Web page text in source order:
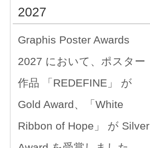
2027
Graphis Poster Awards
2027 において、ポスター
作品 「REDEFINE」 が
Gold Award、「White
Ribbon of Hope」 が Silver